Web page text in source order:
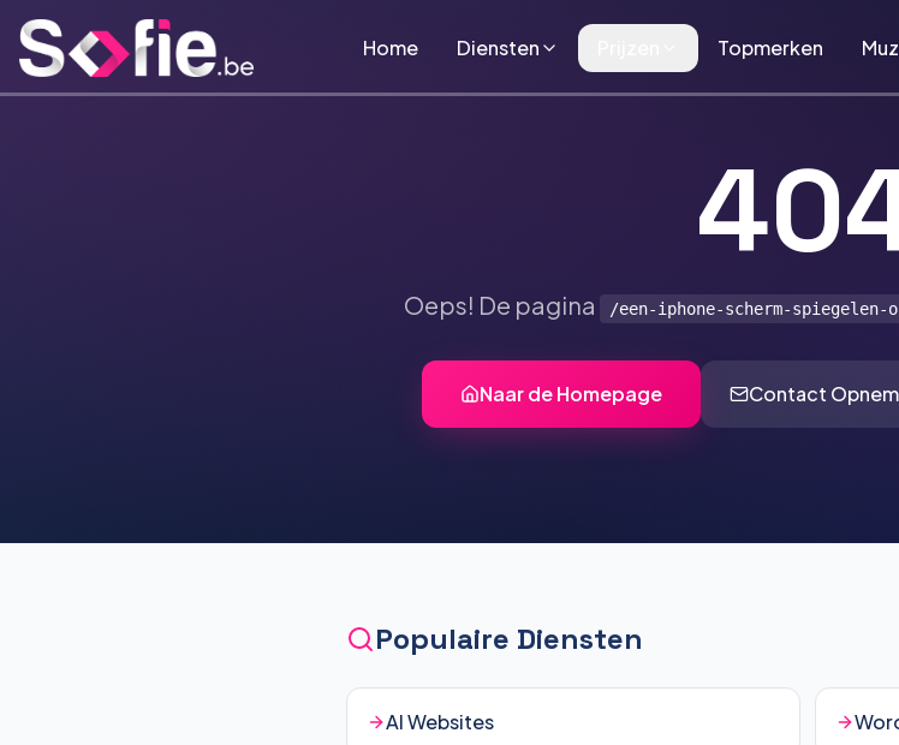
Home
Diensten Topmerken
Oeps! De pagina /een-iphone-scherm-spiegelen-
Naar de Homepage Contact
Populaire Diensten
AI Websites